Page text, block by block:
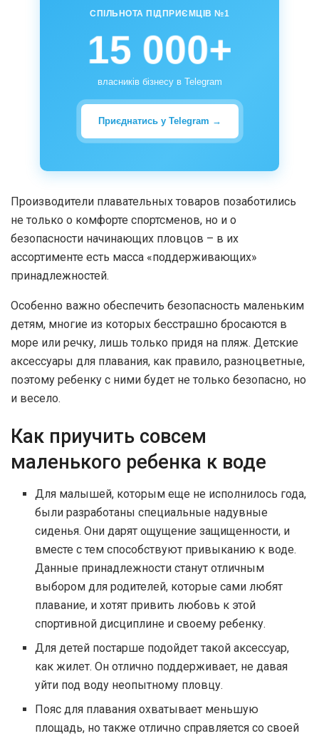
СПІЛЬНОТА ПІДПРИЄМЦІВ №1
15 000+
власників бізнесу в Telegram
Приєднатись у Telegram →
Производители плавательных товаров позаботились
не только о комфорте спортсменов, но и о
безопасности начинающих пловцов – в их
ассортименте есть масса «поддерживающих»
принадлежностей.
Особенно важно обеспечить безопасность маленьким
детям, многие из которых бесстрашно бросаются в
море или речку, лишь только придя на пляж. Детские
аксессуары для плавания, как правило, разноцветные,
поэтому ребенку с ними будет не только безопасно, но
и весело.
Как приучить совсем
маленького ребенка к воде
Для малышей, которым еще не исполнилось года,
были разработаны специальные надувные
сиденья. Они дарят ощущение защищенности, и
вместе с тем способствуют привыканию к воде.
Данные принадлежности станут отличным
выбором для родителей, которые сами любят
плавание, и хотят привить любовь к этой
спортивной дисциплине и своему ребенку.
Для детей постарше подойдет такой аксессуар,
как жилет. Он отлично поддерживает, не давая
уйти под воду неопытному пловцу.
Пояс для плавания охватывает меньшую
площадь, но также отлично справляется со своей